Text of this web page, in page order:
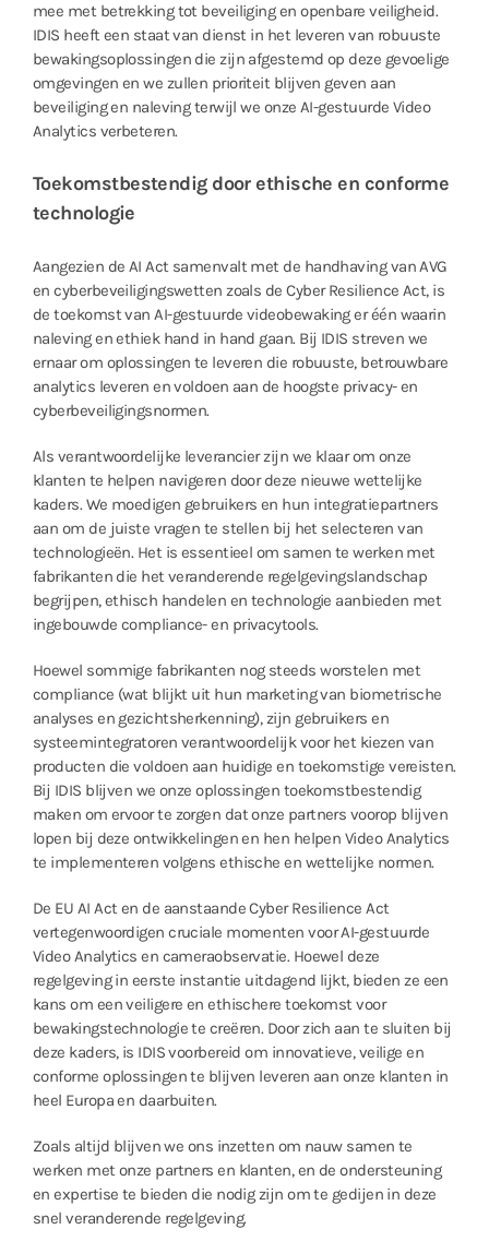
mee met betrekking tot beveiliging en openbare veiligheid.
IDIS heeft een staat van dienst in het leveren van robuuste
bewakingsoplossingen die zijn afgestemd op deze gevoelige
omgevingen en we zullen prioriteit blijven geven aan
beveiliging en naleving terwijl we onze AI-gestuurde Video
Analytics verbeteren.
Toekomstbestendig door ethische en conforme
technologie
Aangezien de AI Act samenvalt met de handhaving van AVG
en cyberbeveiligingswetten zoals de Cyber ​​Resilience Act, is
de toekomst van AI-gestuurde videobewaking er één waarin
naleving en ethiek hand in hand gaan. Bij IDIS streven we
ernaar om oplossingen te leveren die robuuste, betrouwbare
analytics leveren en voldoen aan de hoogste privacy- en
cyberbeveiligingsnormen.
Als verantwoordelijke leverancier zijn we klaar om onze
klanten te helpen navigeren door deze nieuwe wettelijke
kaders. We moedigen gebruikers en hun integratiepartners
aan om de juiste vragen te stellen bij het selecteren van
technologieën. Het is essentieel om samen te werken met
fabrikanten die het veranderende regelgevingslandschap
begrijpen, ethisch handelen en technologie aanbieden met
ingebouwde compliance- en privacytools.
Hoewel sommige fabrikanten nog steeds worstelen met
compliance (wat blijkt uit hun marketing van biometrische
analyses en gezichtsherkenning), zijn gebruikers en
systeemintegratoren verantwoordelijk voor het kiezen van
producten die voldoen aan huidige en toekomstige vereisten.
Bij IDIS blijven we onze oplossingen toekomstbestendig
maken om ervoor te zorgen dat onze partners voorop blijven
lopen bij deze ontwikkelingen en hen helpen Video Analytics
te implementeren volgens ethische en wettelijke normen.
De EU AI Act en de aanstaande Cyber ​​Resilience Act
vertegenwoordigen cruciale momenten voor AI-gestuurde
Video Analytics en cameraobservatie. Hoewel deze
regelgeving in eerste instantie uitdagend lijkt, bieden ze een
kans om een ​​veiligere en ethischere toekomst voor
bewakingstechnologie te creëren. Door zich aan te sluiten bij
deze kaders, is IDIS voorbereid om innovatieve, veilige en
conforme oplossingen te blijven leveren aan onze klanten in
heel Europa en daarbuiten.
Zoals altijd blijven we ons inzetten om nauw samen te
werken met onze partners en klanten, en de ondersteuning
en expertise te bieden die nodig zijn om te gedijen in deze
snel veranderende regelgeving.